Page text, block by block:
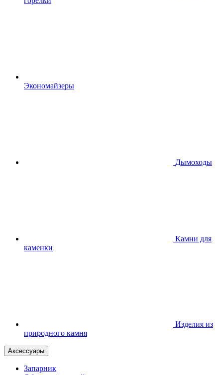
Экономайзеры
Дымоходы
Камни для
каменки
Изделия из
природного камня
Аксессуары
Запарник